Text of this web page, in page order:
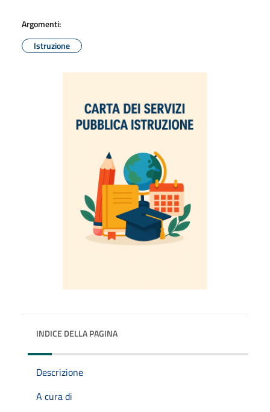
Argomenti:
Istruzione
INDICE DELLA PAGINA
Descrizione
A cura di